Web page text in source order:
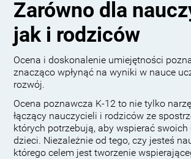
Zarówno dla
jak i rodziców
Ocena i doskonalenie umiejętności
znacząco wpłynąć na wyniki w nauce
rozwój.
Ocena poznawcza K-12 to nie tylko
łączący nauczycieli i rodziców ze
których potrzebują, aby wspierać swoich
dzieci. Niezależnie od tego, czy jesteś
którego celem jest tworzenie